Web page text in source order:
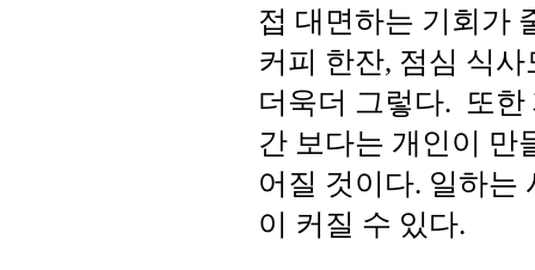
접 대면하는 기회가
커피 한잔, 점심 식
더욱더 그렇다. 또한
간 보다는 개인이 만
어질 것이다. 일하는
이 커질 수 있다.